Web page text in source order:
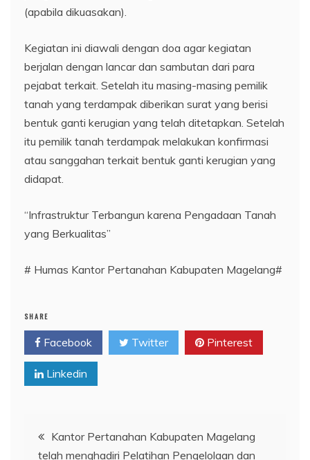
(apabila dikuasakan).
Kegiatan ini diawali dengan doa agar kegiatan
berjalan dengan lancar dan sambutan dari para
pejabat terkait. Setelah itu masing-masing pemilik
tanah yang terdampak diberikan surat yang berisi
bentuk ganti kerugian yang telah ditetapkan. Setelah
itu pemilik tanah terdampak melakukan konfirmasi
atau sanggahan terkait bentuk ganti kerugian yang
didapat.
“Infrastruktur Terbangun karena Pengadaan Tanah
yang Berkualitas”
# Humas Kantor Pertanahan Kabupaten Magelang#
SHARE
Facebook Twitter Pinterest
Linkedin
Navigasi
Kantor Pertanahan Kabupaten Magelang
telah menghadiri Pelatihan Pengelolaan dan